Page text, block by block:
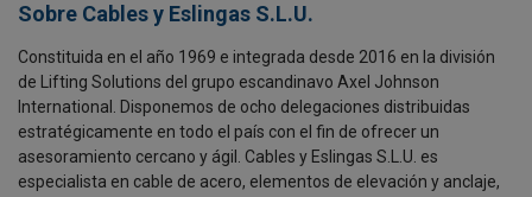
Sobre Cables y Eslingas S.L.U.
Constituida en el año 1969 e integrada desde 2016 en la división
de Lifting Solutions del grupo escandinavo Axel Johnson
International. Disponemos de ocho delegaciones distribuidas
estratégicamente en todo el país con el fin de ofrecer un
asesoramiento cercano y ágil. Cables y Eslingas S.L.U. es
especialista en cable de acero, elementos de elevación y anclaje,